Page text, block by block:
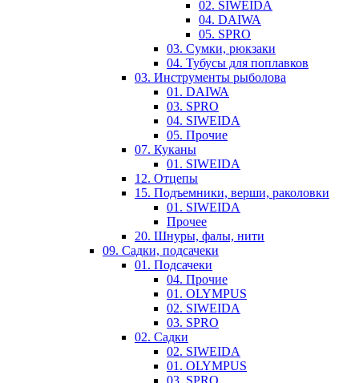
02. SIWEIDA
04. DAIWA
05. SPRO
03. Сумки, рюкзаки
04. Тубусы для поплавков
03. Инструменты рыболова
01. DAIWA
03. SPRO
04. SIWEIDA
05. Прочие
07. Куканы
01. SIWEIDA
12. Отцепы
15. Подъемники, верши, раколовки
01. SIWEIDA
Прочее
20. Шнуры, фалы, нити
09. Садки, подсачеки
01. Подсачеки
04. Прочие
01. OLYMPUS
02. SIWEIDA
03. SPRO
02. Садки
02. SIWEIDA
01. OLYMPUS
03. SPRO